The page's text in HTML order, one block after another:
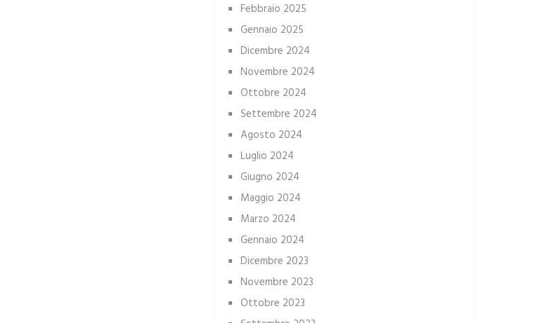
Febbraio 2025
Gennaio 2025
Dicembre 2024
Novembre 2024
Ottobre 2024
Settembre 2024
Agosto 2024
Luglio 2024
Giugno 2024
Maggio 2024
Marzo 2024
Gennaio 2024
Dicembre 2023
Novembre 2023
Ottobre 2023